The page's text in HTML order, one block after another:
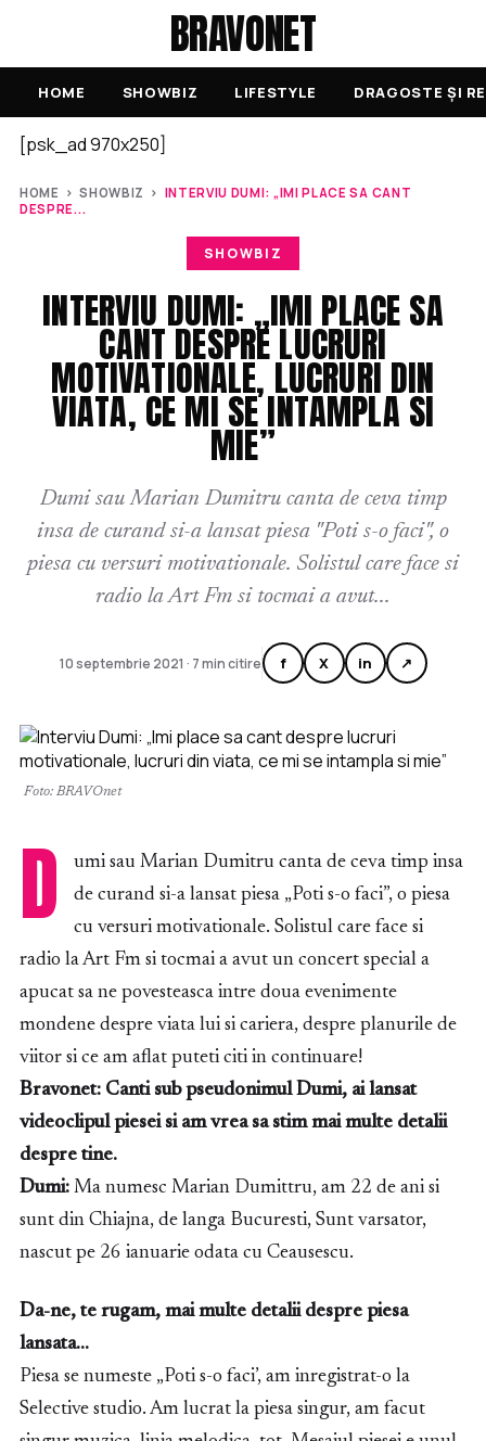
BRAVONET
HOME SHOWBIZ LIFESTYLE DRAGOSTE ȘI
[psk_ad 970x250]
HOME ›SHOWBIZ › INTERVIU DUMI: „IMI PLACE SA CANT
DESPRE...
SHOWBIZ
INTERVIU DUMI: „IMI PLACE SA
CANT DESPRE LUCRURI
MOTIVATIONALE, LUCRURI DIN
VIATA, CE MI SE INTAMPLA SI
MIE”
Dumi sau Marian Dumitru canta de ceva timp
insa de curand si-a lansat piesa "Poti s-o faci", o
piesa cu versuri motivationale. Solistul care face si
radio la Art Fm si tocmai a avut...
10 septembrie 2021 · 7 min citire f X in ↗
Foto: BRAVOnet
D
umi sau Marian Dumitru canta de ceva timp insa
de curand si-a lansat piesa „Poti s-o faci”, o piesa
cu versuri motivationale. Solistul care face si
radio la Art Fm si tocmai a avut un concert special a
apucat sa ne povesteasca intre doua evenimente
mondene despre viata lui si cariera, despre planurile de
viitor si ce am aflat puteti citi in continuare!
Bravonet: Canti sub pseudonimul Dumi, ai lansat
videoclipul piesei si am vrea sa stim mai multe detalii
despre tine.
Dumi: Ma numesc Marian Dumittru, am 22 de ani si
sunt din Chiajna, de langa Bucuresti, Sunt varsator,
nascut pe 26 ianuarie odata cu Ceausescu.
Da-ne, te rugam, mai multe detalii despre piesa
lansata…
Piesa se numeste „Poti s-o faci’, am inregistrat-o la
Selective studio. Am lucrat la piesa singur, am facut